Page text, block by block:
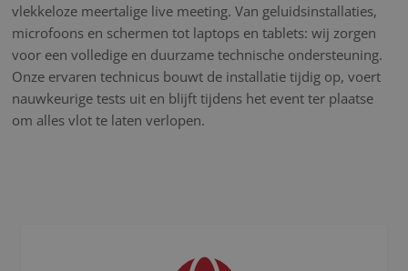
vlekkeloze meertalige live meeting. Van geluidsinstallaties,
microfoons en schermen tot laptops en tablets: wij zorgen
voor een volledige en duurzame technische ondersteuning.
Onze ervaren technicus bouwt de installatie tijdig op, voert
nauwkeurige tests uit en blijft tijdens het event ter plaatse
om alles vlot te laten verlopen.